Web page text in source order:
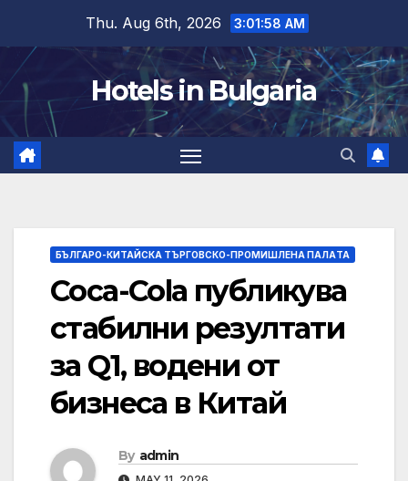
content
Thu. Aug 6th, 2026 3:01:59 AM
Hotels in Bulgaria
БЪЛГАРО-КИТАЙСКА ТЪРГОВСКО-ПРОМИШЛЕНА ПАЛAТА
Coca-Cola публикува
стабилни резултати
за Q1, водени от
бизнеса в Китай
By admin